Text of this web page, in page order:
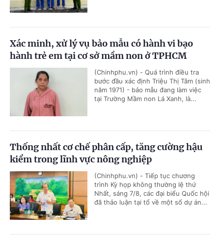
Xác minh, xử lý vụ bảo mẫu có hành vi bạo
hành trẻ em tại cơ sở mầm non ở TPHCM
(Chinhphu.vn) - Quá trình điều tra
bước đầu xác định Triệu Thị Tâm (sinh
năm 1971) - bảo mẫu đang làm việc
tại Trường Mầm non Lá Xanh, là...
Thống nhất cơ chế phân cấp, tăng cường hậu
kiểm trong lĩnh vực nông nghiệp
(Chinhphu.vn) - Tiếp tục chương
trình Kỳ họp không thường lệ thứ
Nhất, sáng 7/8, các đại biểu Quốc hội
đã thảo luận tại tổ về một số dự án...